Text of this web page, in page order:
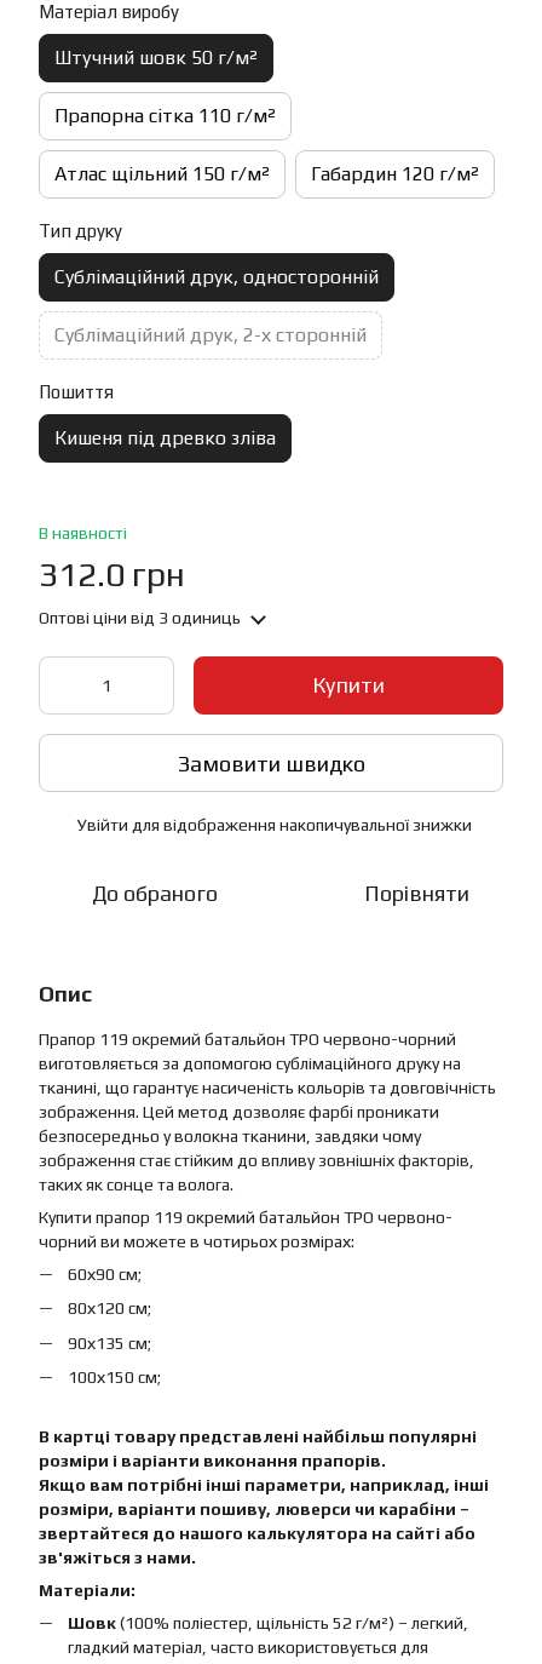
Матеріал виробу
Штучний шовк 50 г/м²
Прапорна сітка 110 г/м²
Атлас щільний 150 г/м² Габардин 120 г/м²
Тип друку
Сублімаційний друк, односторонній
Сублімаційний друк, 2-х сторонній
Пошиття
Кишеня під древко зліва
В наявності
312.0 грн
Оптові ціни від 3 одиниць
Купити
Замовити швидко
Увійти для відображення накопичувальної знижки
До обраного Порівняти
Опис
Прапор 119 окремий батальйон ТРО червоно-чорний
виготовляється за допомогою сублімаційного друку на
тканині, що гарантує насиченість кольорів та довговічність
зображення. Цей метод дозволяє фарбі проникати
безпосередньо у волокна тканини, завдяки чому
зображення стає стійким до впливу зовнішніх факторів,
таких як сонце та волога.
Купити прапор 119 окремий батальйон ТРО червоно-
чорний ви можете в чотирьох розмірах:
60х90 см;
80х120 см;
90х135 см;
100х150 см;
В картці товару представлені найбільш популярні
розміри і варіанти виконання прапорів.
Якщо вам потрібні інші параметри, наприклад, інші
розміри, варіанти пошиву, люверси чи карабіни –
звертайтеся до нашого калькулятора на сайті або
зв'яжіться з нами.
Матеріали:
Шовк(100% поліестер, щільність 52 г/м²) – легкий,
гладкий матеріал, часто використовується для